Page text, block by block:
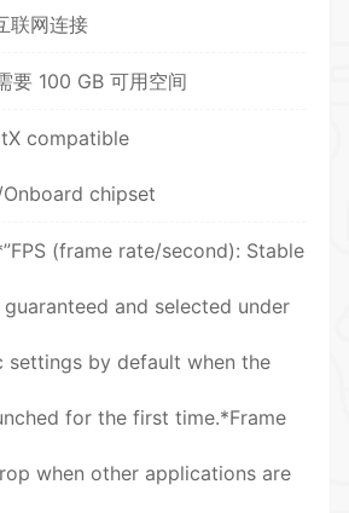
联网连接
要 100 GB 可用空间
compatible
chipset
(frame rate/second): Stable
guaranteed and selected under
settings by default when the
for the first time.*Frame
when other applications are